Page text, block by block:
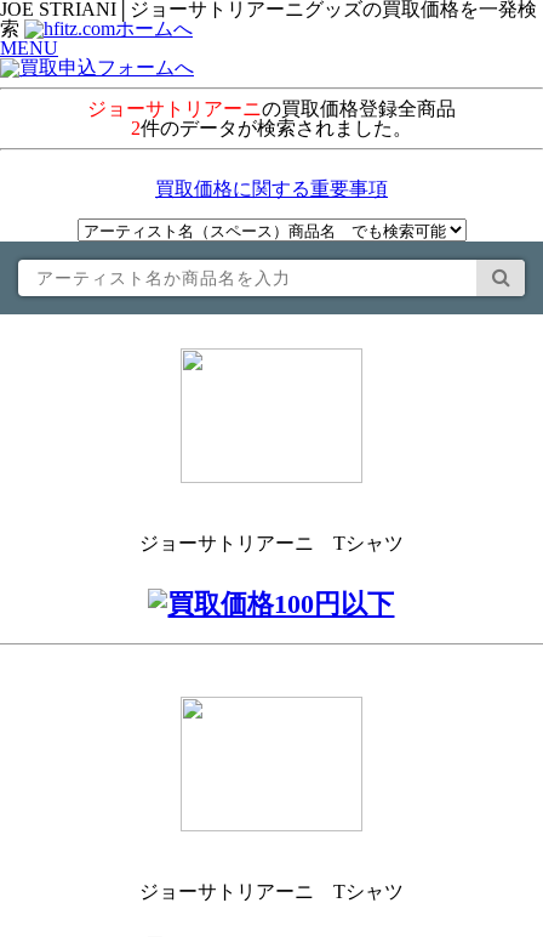
JOE STRIANI│ジョーサトリアーニグッズの買取価格を一発検
索
MENU
ジョーサトリアーニの買取価格登録全商品
2件のデータが検索されました。
買取価格に関する重要事項
ジョーサトリアーニ Tシャツ
ジョーサトリアーニ Tシャツ